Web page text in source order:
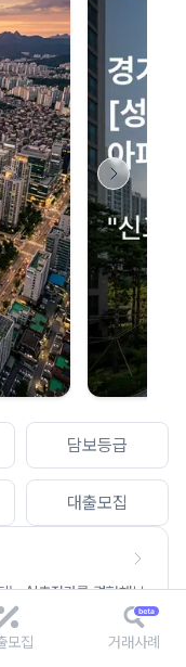
담보등급
대출모집
는 AI추정가를 경험해보
내
를 불러올 수 없습니다.
니다.
모집 거래사례